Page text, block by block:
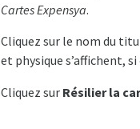
Cartes Expensya.
Cliquez sur le nom du
et physique s’affichent,
Cliquez sur Résilier la